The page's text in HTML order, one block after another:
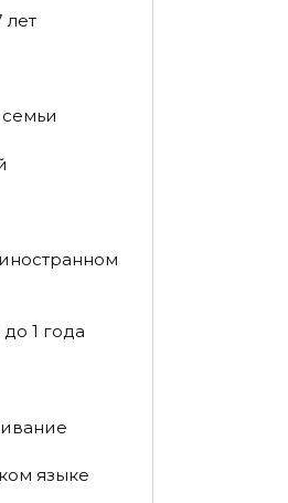
1 года
языке